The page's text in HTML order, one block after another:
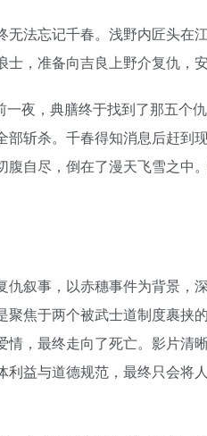
法忘记千春。浅野内匠头
，准备向吉良上野介复仇，
夜，典膳终于找到了那五
斩杀。千春得知消息后赶
自尽，倒在了漫天飞雪之
叙事，以赤穗事件为背景
焦于两个被武士道制度裹
，最终走向了死亡。影片
益与道德规范，最终只会